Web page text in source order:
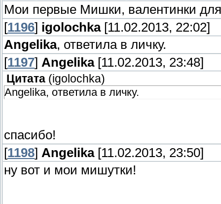
Мои первые Мишки, валентинки
[1196] igolochka[11.02.2013, 22:02]
Angelika, ответила в личку.
[1197] Angelika[11.02.2013, 23:48]
Цитата (igolochka)
Angelika, ответила в личку.
спасибо!
[1198] Angelika[11.02.2013, 23:50]
ну вот и мои мишутки!